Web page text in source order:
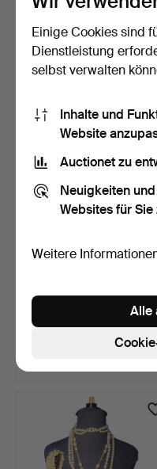
Halskette aus Perlmutt-
Scheiben.
13 Tage
Sammlung von drei
Halsketten aus Perlenimi…
13 Tage
Einige Cookies sind
Dienstleistung
selbst verwalten
Inhalte und
Website
Auctionet zu
Neuigkeiten
Websites für
Weitere
Alle